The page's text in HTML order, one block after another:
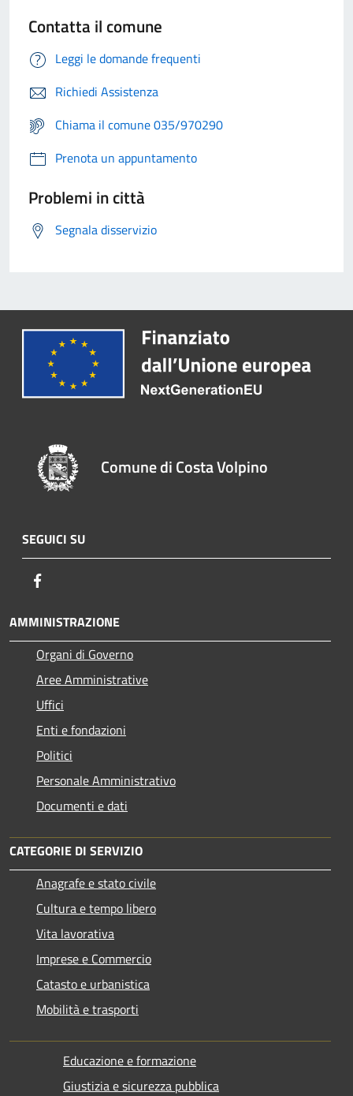
Contatta il comune
Leggi le domande frequenti
Richiedi Assistenza
Chiama il comune 035/970290
Prenota un appuntamento
Problemi in città
Segnala disservizio
Comune di Costa Volpino
SEGUICI SU
AMMINISTRAZIONE
Organi di Governo
Aree Amministrative
Uffici
Enti e fondazioni
Politici
Personale Amministrativo
Documenti e dati
CATEGORIE DI SERVIZIO
Anagrafe e stato civile
Cultura e tempo libero
Vita lavorativa
Imprese e Commercio
Catasto e urbanistica
Mobilità e trasporti
Educazione e formazione
Giustizia e sicurezza pubblica